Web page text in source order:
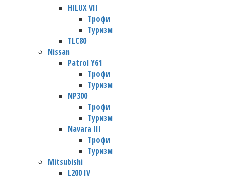
HILUX VII
Трофи
Туризм
TLC80
Nissan
Patrol Y61
Трофи
Туризм
NP300
Трофи
Туризм
Navara III
Трофи
Туризм
Mitsubishi
L200 IV